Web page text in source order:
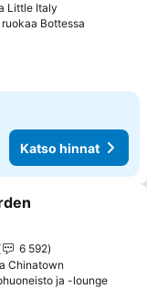
Little Italy
Bottessa
Katso hinnat
6 592
Chinatown
ja -lounge